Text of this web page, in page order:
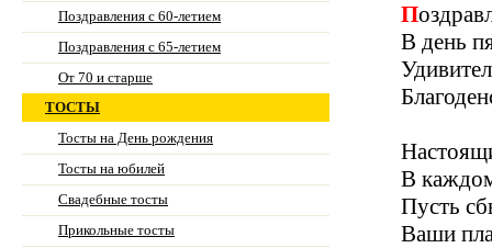
В день
В
Пусть
Ваши
Поздравления с 60-летием
Поздравления с 65-летием
От 70 и старше
ТОСТЫ
Тосты на День рождения
Тосты на юбилей
Свадебные тосты
Прикольные тосты